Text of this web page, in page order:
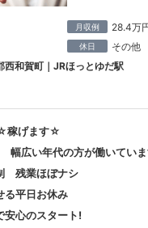
月収例 28.4万
休日 その他
西和賀町｜JRほっとゆだ駅
げます☆
幅広い年代の方が働いてい
残業ほぼナシ
る平日お休み
安心のスタート!